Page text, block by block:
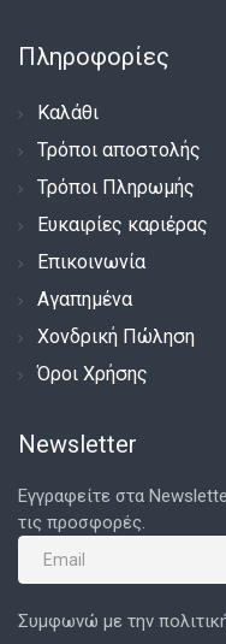
Πληροφορίες
Καλάθι
Τρόποι αποστολής
Τρόποι Πληρωμής
Ευκαιρίες καριέρας
Επικοινωνία
Αγαπημένα
Χονδρική Πώληση
Όροι Χρήσης
Newsletter
Εγγραφείτε στα
τις προσφορές.
Συμφωνώ με την